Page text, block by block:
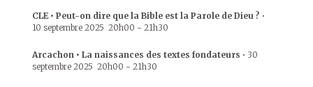
CLE • Peut-on dire que la Bible est la Parole de Dieu ? •
10 septembre 2025 20h00 - 21h30
Arcachon • La naissances des textes fondateurs • 30
septembre 2025 20h00 - 21h30